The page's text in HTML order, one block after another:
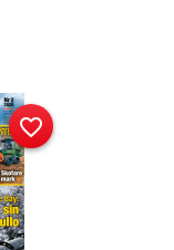
favorite_border